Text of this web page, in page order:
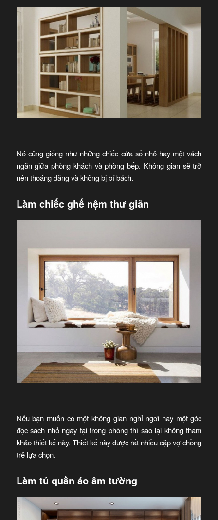
Nó cũng giống như những chiếc cửa sổ nhỏ hay một vách
ngăn giữa phòng khách và phòng bếp. Không gian sẽ trở
nên thoáng đãng và không bị bí bách.
Làm chiếc ghế nệm thư giãn
Nếu bạn muốn có một không gian nghỉ ngơi hay một góc
đọc sách nhỏ ngay tại trong phòng thì sao lại không tham
khảo thiết kế này. Thiết kế này được rất nhiều cặp vợ chồng
trẻ lựa chọn.
Làm tủ quần áo âm tường